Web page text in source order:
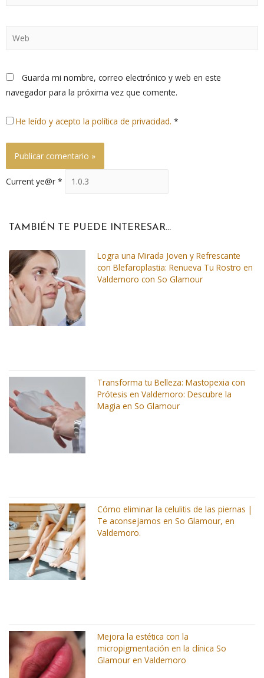
Guarda mi nombre, correo electrónico y web en este
navegador para la próxima vez que comente.
He leído y acepto la política de privacidad. *
Current ye@r *
TAMBIÉN TE PUEDE INTERESAR...
Logra una Mirada Joven y Refrescante
con Blefaroplastia: Renueva Tu Rostro en
Valdemoro con So Glamour
Transforma tu Belleza: Mastopexia con
Prótesis en Valdemoro: Descubre la
Magia en So Glamour
Cómo eliminar la celulitis de las piernas |
Te aconsejamos en So Glamour, en
Valdemoro.
Mejora la estética con la
micropigmentación en la clínica So
Glamour en Valdemoro